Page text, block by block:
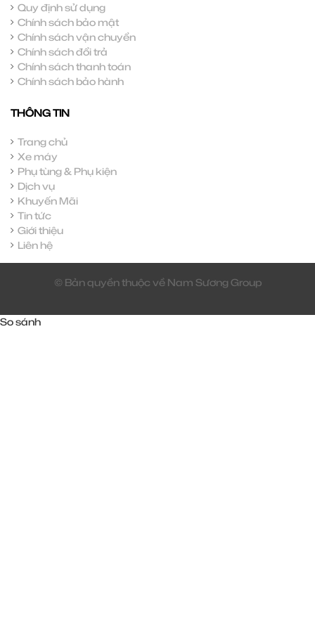
Quy định sử dụng
Chính sách bảo mật
Chính sách vận chuyển
Chính sách đổi trả
Chính sách thanh toán
Chính sách bảo hành
THÔNG TIN
Trang chủ
Xe máy
Phụ tùng & Phụ kiện
Dịch vụ
Khuyến Mãi
Tin tức
Giới thiệu
Liên hệ
© Bản quyền thuộc về Nam Sương Group
So sánh